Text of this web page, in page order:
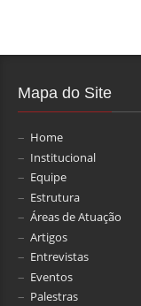
Mapa do Site
Home
Institucional
Equipe
Estrutura
Áreas de Atuação
Artigos
Entrevistas
Eventos
Palestras